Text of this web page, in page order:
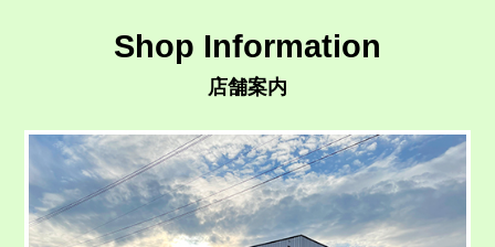
Shop Information
店舗案内